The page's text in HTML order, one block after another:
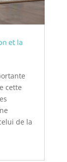
et la
cette
de la